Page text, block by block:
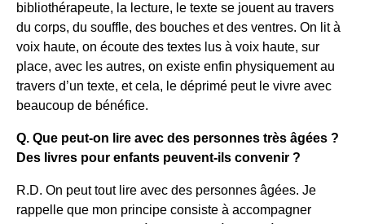
bibliothérapeute, la lecture, le texte se jouent au travers
du corps, du souffle, des bouches et des ventres. On lit à
voix haute, on écoute des textes lus à voix haute, sur
place, avec les autres, on existe enfin physiquement au
travers d’un texte, et cela, le déprimé peut le vivre avec
beaucoup de bénéfice.
Q. Que peut-on lire avec des personnes très âgées ?
Des livres pour enfants peuvent-ils convenir ?
R.D. On peut tout lire avec des personnes âgées. Je
rappelle que mon principe consiste à accompagner